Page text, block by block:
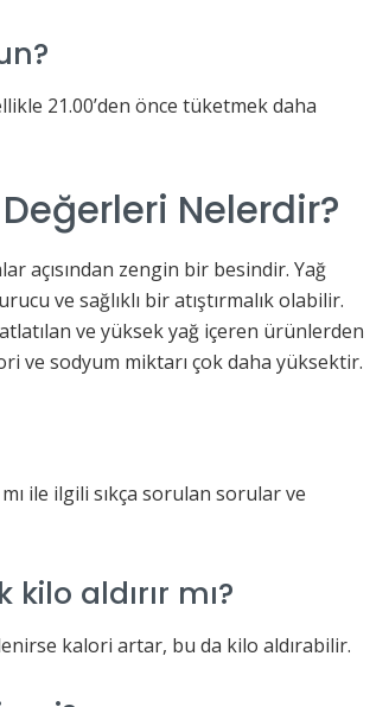
21.00’den önce tüketmek daha
Değerleri Nelerdir?
açısından zengin bir besindir. Yağ
ve sağlıklı bir atıştırmalık olabilir.
ve yüksek yağ içeren ürünlerden
ve sodyum miktarı çok daha yüksektir.
mı ile ilgili sıkça sorulan sorular ve
aldırır mı?
kalori artar, bu da kilo aldırabilir.